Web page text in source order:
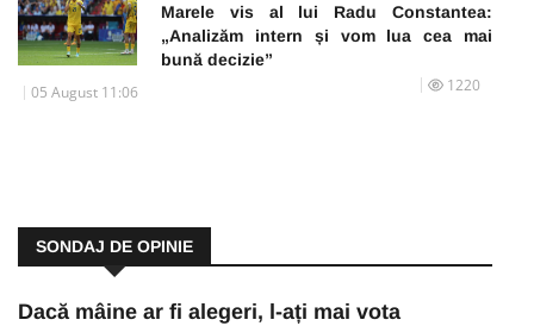
Marele vis al lui Radu Constantea:
„Analizăm intern și vom lua cea mai
bună decizie”
05 August 11:06 1220
SONDAJ DE OPINIE
Dacă mâine ar fi alegeri, l-ați mai vota